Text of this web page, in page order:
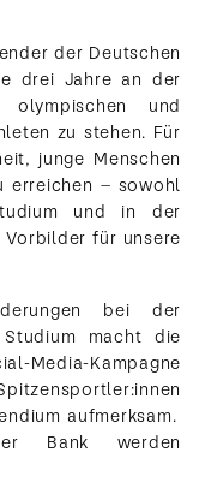
der Deutschen
drei Jahre an der
und
zu stehen. Für
junge Menschen
erreichen – sowohl
und in der
für unsere
bei der
macht die
Media-Kampagne
aufmerksam.
Bank werden